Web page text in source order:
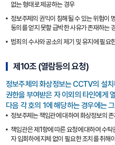
없는 형태로 제공하는 경우
정보주체의 권익이 침해될 수 있는 위험이
동의를 얻지 못할 급박한 사유가 존재하는
범죄의 수사와 공소의 제기 및 유지에 필요
제10조 (열람등의 요청)
정보주체의 화상정보는 CCTV의 설
권한을 부여받은 자 이외의 타인에게
다음 각 호의 1에 해당하는 경우에는
정보주체는 책임관에 대하여 화상정보의
책임관은 제1항에 따른 요청에 대하여 수
자 입회하에 지체 없이 필요한 조치를 취해